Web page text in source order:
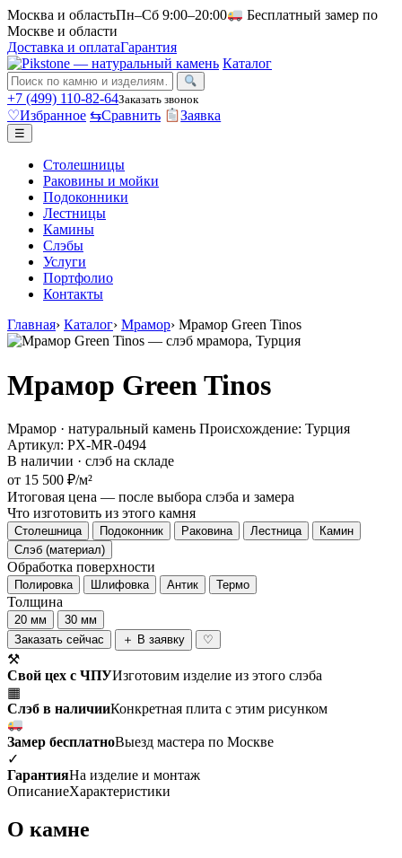
Москва и областьПн–Сб 9:00–20:00
Бесплатный замер по
Москве и области
Доставка и оплатаГарантия
Каталог
+7 (499) 110-82-64Заказать звонок
♡Избранное ⇆Сравнить Заявка
☰
Столешницы
Раковины и мойки
Подоконники
Лестницы
Камины
Слэбы
Услуги
Портфолио
Контакты
Главная› Каталог› Мрамор› Мрамор Green Tinos
Мрамор Green Tinos
Мрамор · натуральный камень Происхождение: Турция
Артикул: PX-MR-0494
В наличии · слэб на складе
от 15 500 ₽/м²
Итоговая цена — после выбора слэба и замера
Что изготовить из этого камня
Столешница Подоконник Раковина Лестница
Камин
Слэб (материал)
Обработка поверхности
Полировка Шлифовка Антик Термо
Толщина
20 мм
30 мм
Заказать сейчас
＋ В заявку ♡
⚒
Свой цех с ЧПУИзготовим изделие из этого слэба
▦
Слэб в наличииКонкретная плита с этим рисунком
Замер бесплатноВыезд мастера по Москве
✓
ГарантияНа изделие и монтаж
ОписаниеХарактеристики
О камне